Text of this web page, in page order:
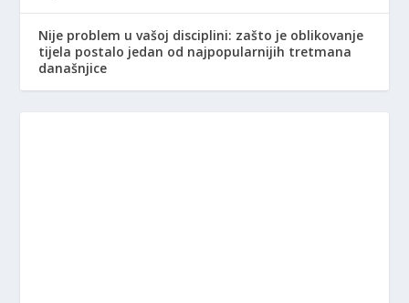
Nije problem u vašoj disciplini: zašto je oblikovanje
tijela postalo jedan od najpopularnijih tretmana
današnjice